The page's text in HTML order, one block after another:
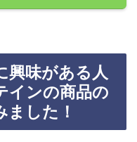
興味がある人
インの商品の
ました！